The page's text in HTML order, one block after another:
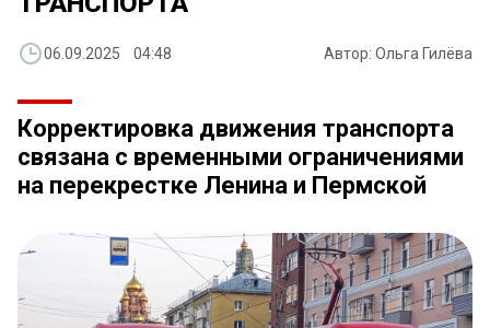
06.09.2025 04:48 Автор: Ольга Гилёва
Корректировка движения транспорта
связана с временными ограничениями
на перекрестке Ленина и Пермской